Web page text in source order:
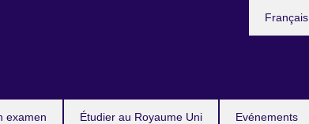
examen Étudier au Royaume Uni Evénements
Français